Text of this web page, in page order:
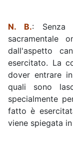
N. B.: Senza
sacramentale
dall'aspetto
esercitato. La
dover entrare
quali sono
specialmente
fatto è
viene spiegata